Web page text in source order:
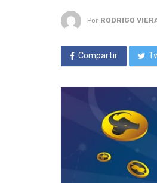
Por RODRIGO
Compartir